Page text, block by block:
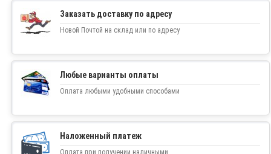
Заказать доставку по адресу
Новой Почтой на склад или по адресу
Любые варианты оплаты
Оплата любыми удобными способами
Наложенный платеж
Оплата при получении наличными